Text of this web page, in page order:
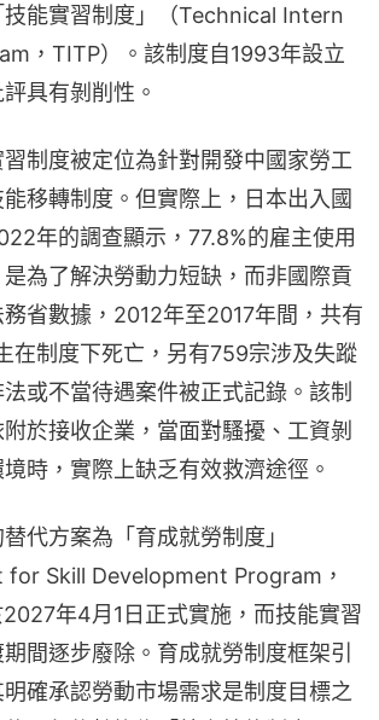
技能實習制度」（Technical Intern
，TITP）。該制度自1993年設立
具有剝削性。
制度被定位為針對開發中國家勞工
移轉制度。但實際上，日本出入國
年的調查顯示，77.8%的雇主使用
為了解決勞動力短缺，而非國際貢
省數據，2012年至2017年間，共有
在制度下死亡，另有759宗涉及失蹤
或不當待遇案件被正式記錄。該制
於接收企業，當面對騷擾、工資剝
時，實際上缺乏有效救濟途徑。
代方案為「育成就勞制度」
for Skill Development Program，
年4月1日正式實施，而技能實習
間逐步廢除。育成就勞制度框架引
確承認勞動市場需求是制度目標之